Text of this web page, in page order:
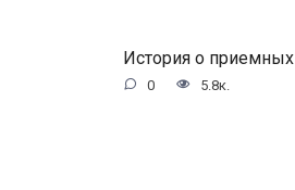
История о
0 5.8к.